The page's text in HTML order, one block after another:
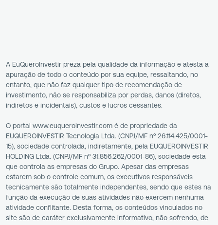
A EuQueroInvestir preza pela qualidade da informação e atesta a
apuração de todo o conteúdo por sua equipe, ressaltando, no
entanto, que não faz qualquer tipo de recomendação de
investimento, não se responsabiliza por perdas, danos (diretos,
indiretos e incidentais), custos e lucros cessantes.
O portal www.euqueroinvestir.com é de propriedade da
EUQUEROINVESTIR Tecnologia Ltda. (CNPJ/MF nº 26.114.425/0001-
15), sociedade controlada, indiretamente, pela EUQUEROINVESTIR
HOLDING Ltda. (CNPJ/MF nº 31.856.262/0001-86), sociedade esta
que controla as empresas do Grupo. Apesar das empresas
estarem sob o controle comum, os executivos responsáveis
tecnicamente são totalmente independentes, sendo que estes na
função da execução de suas atividades não exercem nenhuma
atividade conflitante. Desta forma, os conteúdos vinculados no
site são de caráter exclusivamente informativo, não sofrendo, de